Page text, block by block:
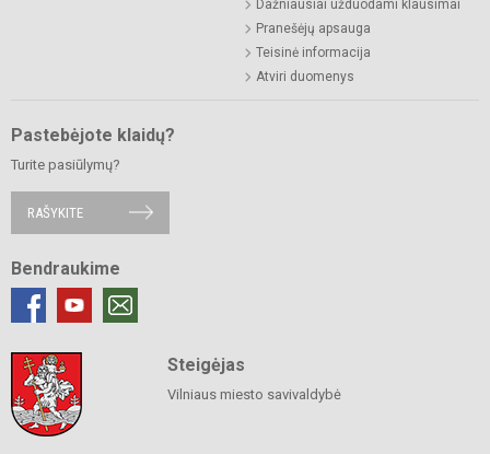
Dažniausiai užduodami klausimai
Pranešėjų apsauga
Teisinė informacija
Atviri duomenys
Pastebėjote klaidų?
Turite pasiūlymų?
RAŠYKITE
Bendraukime
Steigėjas
Vilniaus miesto savivaldybė